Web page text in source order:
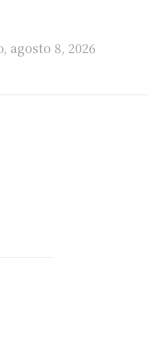
agosto 8, 2026